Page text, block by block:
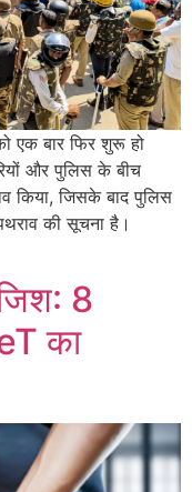
एक बार फिर शुरू हो
और पुलिस के बीच
किया, जिसके बाद पुलिस
की सूचना है।
8
का